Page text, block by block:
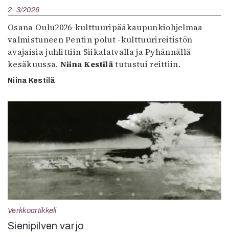
2–3/2026
Osana Oulu2026-kulttuuripääkaupunkiohjelmaa
valmistuneen Pentin polut -kulttuurireitistön
avajaisia juhlittiin Siikalatvalla ja Pyhännällä
kesäkuussa. Niina Kestilätutustui reittiin.
Niina Kestilä
Verkkoartikkeli
Sienipilven varjo